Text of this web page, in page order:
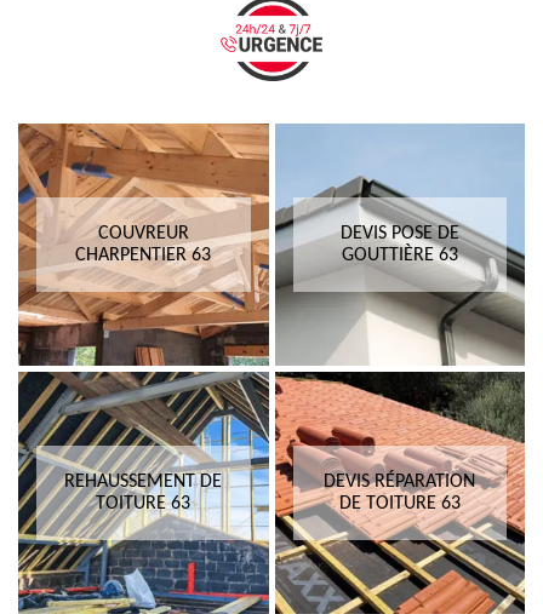
COUVREUR
CHARPENTIER 63
DEVIS POSE DE
GOUTTIÈRE 63
REHAUSSEMENT DE
TOITURE 63
DEVIS RÉPARATION
DE TOITURE 63